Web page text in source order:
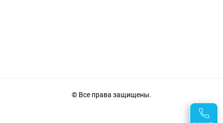
© Все права защищены.